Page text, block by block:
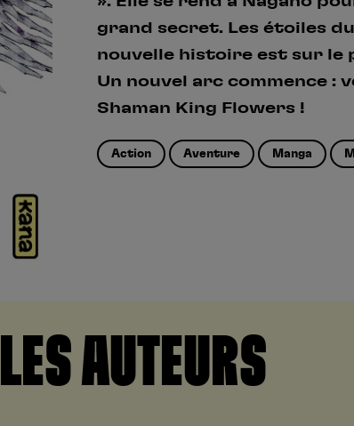
grand secret. Les étoiles
nouvelle histoire est sur le
Un nouvel arc commence :
Shaman King Flowers !
Action Aventure Manga
LES AUTEURS